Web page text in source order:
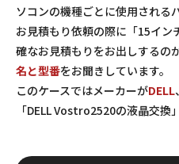
ソコンの機種ごとに使用される
お見積もり依頼の際に「15イン
確なお見積もりをお出しするの
名と型番をお聞きしています。
このケースではメーカーがDELL
「DELL Vostro2520の液晶交換